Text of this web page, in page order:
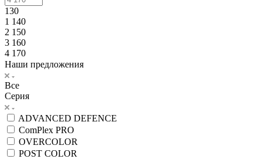
130
1 140
2 150
3 160
4 170
Наши предложения
Все
Серия
ADVANCED DEFENCE
ComPlex PRO
OVERCOLOR
POST COLOR